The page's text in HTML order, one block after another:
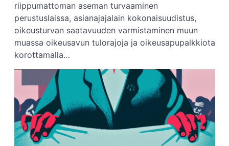
riippumattoman aseman turvaaminen
perustuslaissa, asianajajalain kokonaisuudistus,
oikeusturvan saatavuuden varmistaminen muun
muassa oikeusavun tulorajoja ja oikeusapupalkkiota
korottamalla…